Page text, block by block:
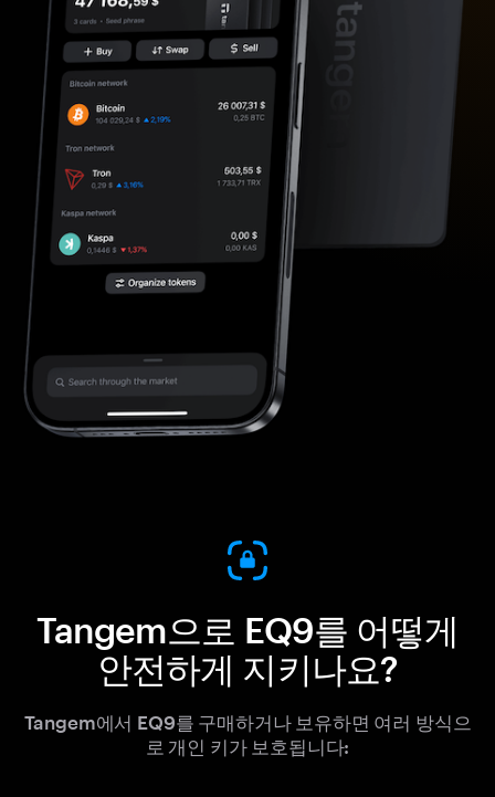
Tangem으로 EQ9를 어떻게
안전하게 지키나요?
Tangem에서 EQ9를 구매하거나 보유하면 여러 방식으
로 개인 키가 보호됩니다: